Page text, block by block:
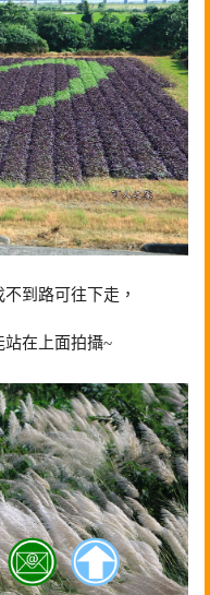
到路可往下走，
在上面拍攝~